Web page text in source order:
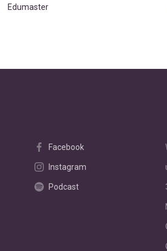
Edumaster
Facebook
Instagram
Podcast